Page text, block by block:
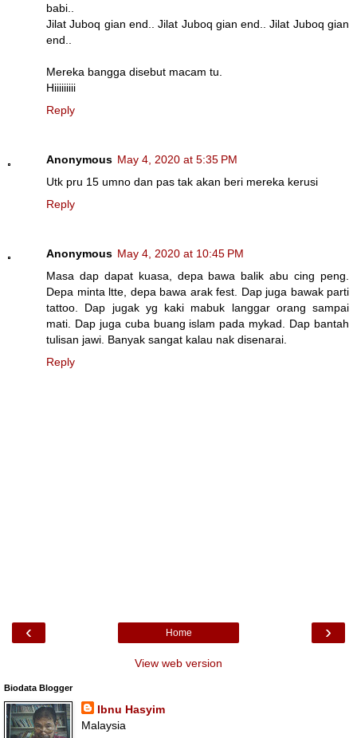
babi..
Jilat Juboq gian end.. Jilat Juboq gian end.. Jilat Juboq gian
end..
Mereka bangga disebut macam tu.
Hiiiiiiiii
Reply
Anonymous May 4, 2020 at 5:35 PM
Utk pru 15 umno dan pas tak akan beri mereka kerusi
Reply
Anonymous May 4, 2020 at 10:45 PM
Masa dap dapat kuasa, depa bawa balik abu cing peng.
Depa minta ltte, depa bawa arak fest. Dap juga bawak parti
tattoo. Dap jugak yg kaki mabuk langgar orang sampai
mati. Dap juga cuba buang islam pada mykad. Dap bantah
tulisan jawi. Banyak sangat kalau nak disenarai.
Reply
‹ ›
Home
View web version
Biodata Blogger
Ibnu Hasyim
Malaysia